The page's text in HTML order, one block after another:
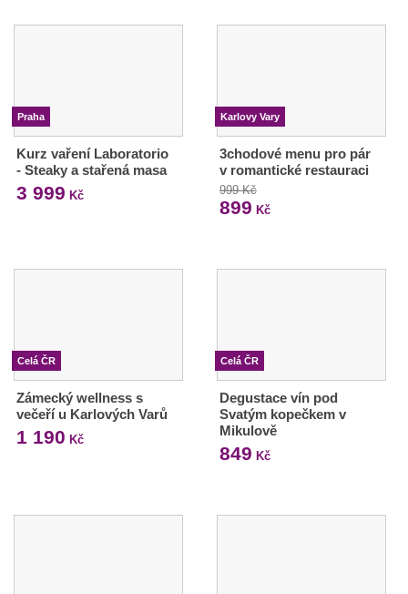
Praha
Kurz vaření Laboratorio
- Steaky a stařená masa
3 999 Kč
Karlovy Vary
3chodové menu pro pár
v romantické restauraci
999 Kč
899 Kč
Celá ČR
Zámecký wellness s
večeří u Karlových Varů
1 190 Kč
Celá ČR
Degustace vín pod
Svatým kopečkem v
Mikulově
849 Kč